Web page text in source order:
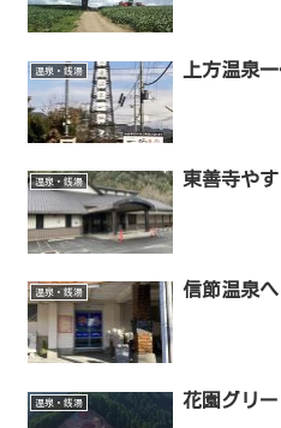
温泉・銭湯 上方温泉
温泉・銭湯 東善寺や
温泉・銭湯 信節温泉へ
温泉・銭湯 花園グリ